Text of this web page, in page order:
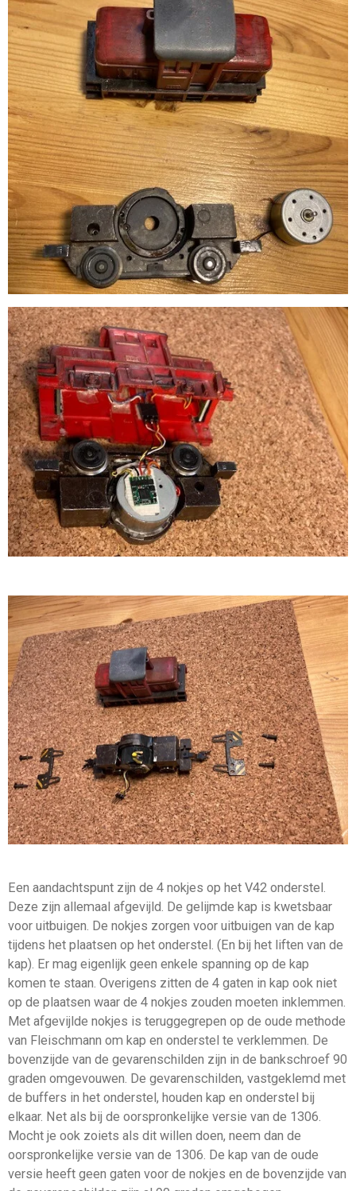
Een aandachtspunt zijn de 4 nokjes op het V42 onderstel.
Deze zijn allemaal afgevijld. De gelijmde kap is kwetsbaar
voor uitbuigen. De nokjes zorgen voor uitbuigen van de kap
tijdens het plaatsen op het onderstel. (En bij het liften van de
kap). Er mag eigenlijk geen enkele spanning op de kap
komen te staan. Overigens zitten de 4 gaten in kap ook niet
op de plaatsen waar de 4 nokjes zouden moeten inklemmen.
Met afgevijlde nokjes is teruggegrepen op de oude methode
van Fleischmann om kap en onderstel te verklemmen. De
bovenzijde van de gevarenschilden zijn in de bankschroef 90
graden omgevouwen. De gevarenschilden, vastgeklemd met
de buffers in het onderstel, houden kap en onderstel bij
elkaar. Net als bij de oorspronkelijke versie van de 1306.
Mocht je ook zoiets als dit willen doen, neem dan de
oorspronkelijke versie van de 1306. De kap van de oude
versie heeft geen gaten voor de nokjes en de bovenzijde van